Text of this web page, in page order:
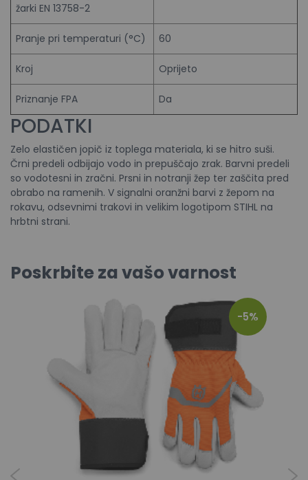
žarki EN 13758-2
Pranje pri temperaturi (°C) 60
Kroj Oprijeto
Priznanje FPA Da
PODATKI
Zelo elastičen jopič iz toplega materiala, ki se hitro suši.
Črni predeli odbijajo vodo in prepuščajo zrak. Barvni predeli
so vodotesni in zračni. Prsni in notranji žep ter zaščita pred
obrabo na ramenih. V signalni oranžni barvi z žepom na
rokavu, odsevnimi trakovi in velikim logotipom STIHL na
hrbtni strani.
Poskrbite za vašo varnost
-5%